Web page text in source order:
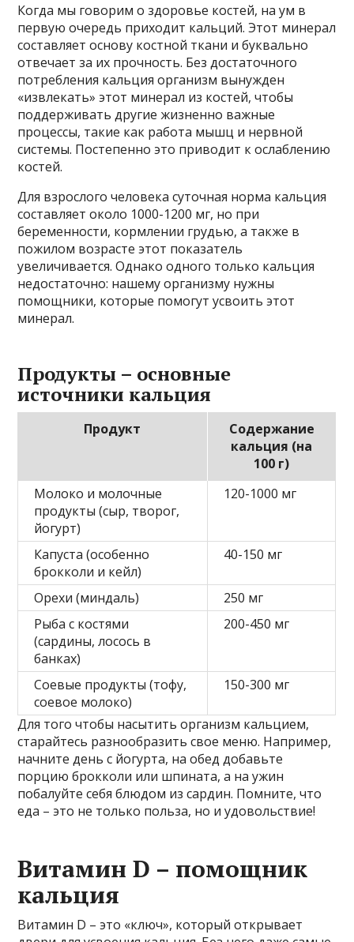
Когда мы говорим о здоровье костей, на ум в
первую очередь приходит кальций. Этот минерал
составляет основу костной ткани и буквально
отвечает за их прочность. Без достаточного
потребления кальция организм вынужден
«извлекать» этот минерал из костей, чтобы
поддерживать другие жизненно важные
процессы, такие как работа мышц и нервной
системы. Постепенно это приводит к ослаблению
костей.
Для взрослого человека суточная норма кальция
составляет около 1000-1200 мг, но при
беременности, кормлении грудью, а также в
пожилом возрасте этот показатель
увеличивается. Однако одного только кальция
недостаточно: нашему организму нужны
помощники, которые помогут усвоить этот
минерал.
Продукты – основные
источники кальция
Продукт
Содержание
кальция (на
100 г)
Молоко и молочные
продукты (сыр, творог,
йогурт)
120-1000 мг
Капуста (особенно
брокколи и кейл)
40-150 мг
Орехи (миндаль)
250 мг
Рыба с костями
(сардины, лосось в
банках)
200-450 мг
Соевые продукты (тофу,
соевое молоко)
150-300 мг
Для того чтобы насытить организм кальцием,
старайтесь разнообразить свое меню. Например,
начните день с йогурта, на обед добавьте
порцию брокколи или шпината, а на ужин
побалуйте себя блюдом из сардин. Помните, что
еда – это не только польза, но и удовольствие!
Витамин D – помощник
кальция
Витамин D – это «ключ», который открывает